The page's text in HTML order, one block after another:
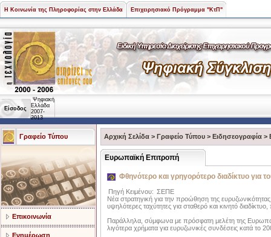
Η Κοινωνία της Πληροφορίας στην Ελλάδα Επιχειρησιακό Πρόγραμμα "ΚτΠ"
Είσοδος
Ψηφιακή
Ελλάδα
2007-
2013
Γραφείο Τύπου
Επικοινωνία
Ενημέρωση
Αρχική Σελίδα > Γραφείο Τύπου > Ειδησεογραφία >
Ευρωπαϊκή Επιτροπή
Φθηνότερο και γρηγορότερο διαδίκτυο για
Πηγή Κειμένου: ΣΕΠΕ
Νέα στρατηγική για την προώθηση της
υψηλότερες ταχύτητες για σταθερό και κινητό
Παράλληλα, σύμφωνα με πρόσφατη μελέτη της
λιγότερα χρήματα για ευρυζωνικές συνδέσεις κατά το